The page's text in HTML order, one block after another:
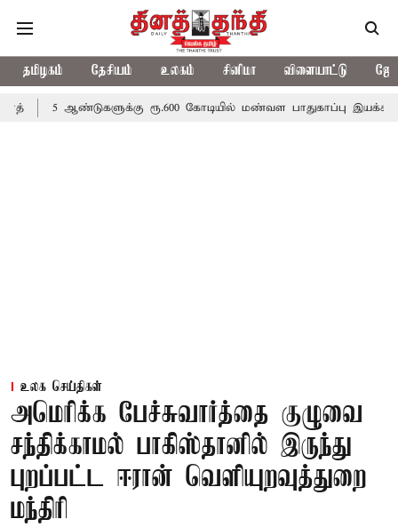
தமிழகம் தேசியம் உலகம் சினிமா விளையாட்டு
ரூ.600 கோடியில் மண்வள பாதுகாப்பு இயக்கம்
உலக செய்திகள்
அமெரிக்க பேச்சுவார்த்தை குழுவை
சந்திக்காமல் பாகிஸ்தானில் இருந்து
புறப்பட்ட ஈரான் வெளியுறவுத்துறை
மந்திரி